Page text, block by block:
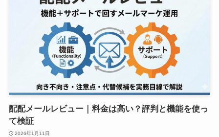
配配メールレビュー｜料金は高い？評判と機能を使っ
て検証
2026年1月11日